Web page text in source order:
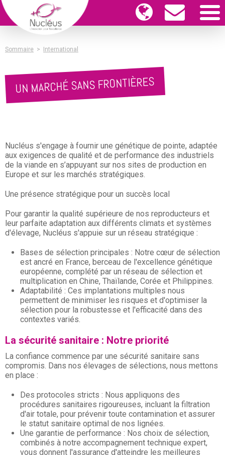
Sommaire > International
UN MARCHÉ SANS FRONTIÈRES
Nucléus s'engage à fournir une génétique de pointe, adaptée
aux exigences de qualité et de performance des industriels
de la viande en s’appuyant sur nos sites de production en
Europe et sur les marchés stratégiques.
Une présence stratégique pour un succès local
Pour garantir la qualité supérieure de nos reproducteurs et
leur parfaite adaptation aux différents climats et systèmes
d'élevage, Nucléus s'appuie sur un réseau stratégique :
Bases de sélection principales : Notre cœur de sélection
est ancré en France, berceau de l'excellence génétique
européenne, complété par un réseau de sélection et
multiplication en Chine, Thaïlande, Corée et Philippines.
Adaptabilité : Ces implantations multiples nous
permettent de minimiser les risques et d'optimiser la
sélection pour la robustesse et l'efficacité dans des
contextes variés.
La sécurité sanitaire : Notre priorité
La confiance commence par une sécurité sanitaire sans
compromis. Dans nos élevages de sélections, nous mettons
en place :
Des protocoles stricts : Nous appliquons des
procédures sanitaires rigoureuses, incluant la filtration
d'air totale, pour prévenir toute contamination et assurer
le statut sanitaire optimal de nos lignées.
Une garantie de performance : Nos choix de sélection,
combinés à notre accompagnement technique expert,
vous donnent l'assurance d'atteindre les meilleures